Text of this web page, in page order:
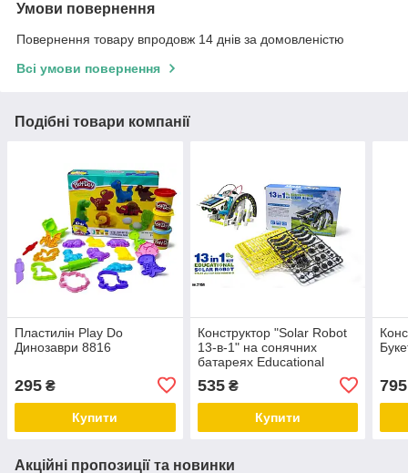
Умови повернення
Повернення товару впродовж 14 днів за домовленістю
Всі умови повернення
Подібні товари компанії
Пластилін Play Do
Динозаври 8816
295 ₴
Купити
Конструктор "Solar Robot
13-в-1" на сонячних
батареях Educational
535₴
Купити
795
Акційні пропозиції та новинки